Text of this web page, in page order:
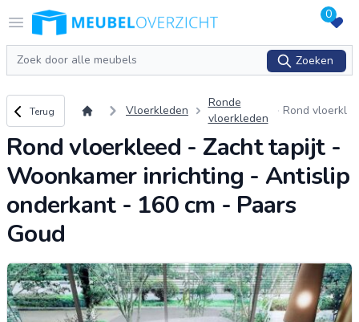
Open menu
Logo Meubeloverzicht.nl 0
Zoeken
Zoeken
Terug naar overzicht
Terug Vloerkleden
Ronde
vloerkleden
Rond vloerkl
apijt - Woonk
amer inrichtin
g - Antislip o
nderkant - 1
60 cm - Paar
Rond vloerkleed - Zacht tapijt -
Woonkamer inrichting - Antislip
onderkant - 160 cm - Paars
Goud